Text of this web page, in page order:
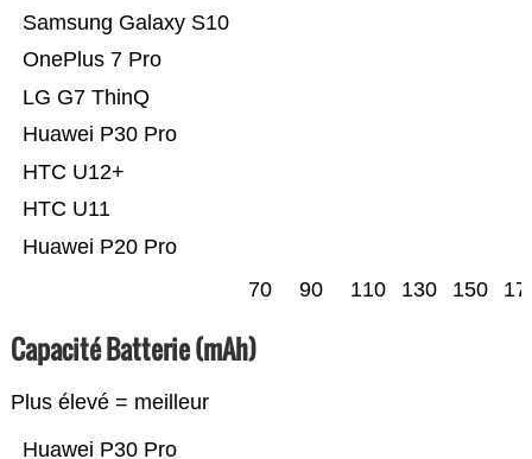
Huawei P20 Pro
HTC U11
HTC U12+
Huawei P30 Pro
LG G7 ThinQ
OnePlus 7 Pro
Samsung Galaxy S10
70 90 110 130 150
Capacité Batterie (mAh)
Plus élevé = meilleur
Huawei P30 Pro